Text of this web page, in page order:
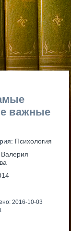
важные
Психология
Валерия
2016-10-03